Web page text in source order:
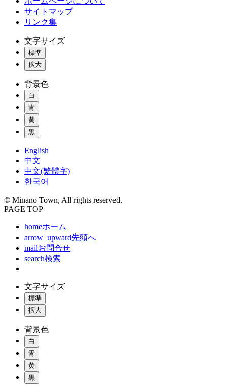
サイトマップ
リンク集
文字サイズ
標準
拡大
背景色
白
青
黄
黒
English
中文
中文(繁體字)
한국어
© Minano Town, All rights reserved.
PAGE TOP
homeホーム
arrow_upward先頭へ
mailお問合せ
search検索
文字サイズ
標準
拡大
背景色
白
青
黄
黒